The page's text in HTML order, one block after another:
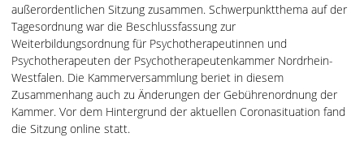
außerordentlichen Sitzung zusammen. Schwerpunktthema auf der
Tagesordnung war die Beschlussfassung zur
Weiterbildungsordnung für Psychotherapeutinnen und
Psychotherapeuten der Psychotherapeutenkammer Nordrhein-
Westfalen. Die Kammerversammlung beriet in diesem
Zusammenhang auch zu Änderungen der Gebührenordnung der
Kammer. Vor dem Hintergrund der aktuellen Coronasituation fand
die Sitzung online statt.